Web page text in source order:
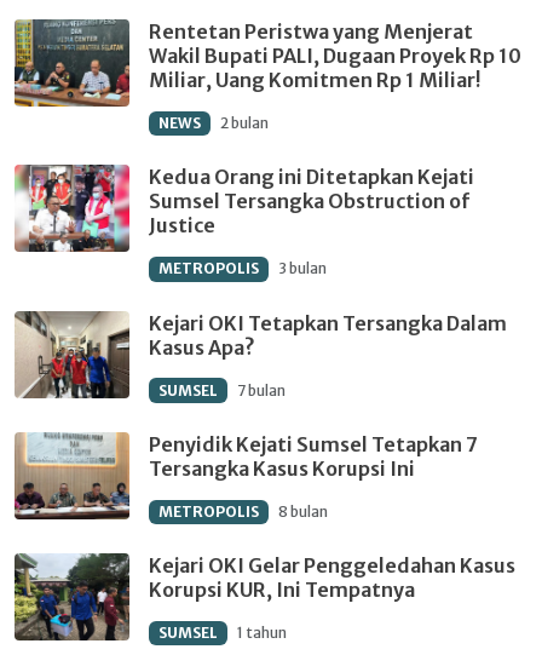
Rentetan Peristwa yang Menjerat
Wakil Bupati PALI, Dugaan Proyek Rp 10
Miliar, Uang Komitmen Rp 1 Miliar!
NEWS 2 bulan
Kedua Orang ini Ditetapkan Kejati
Sumsel Tersangka Obstruction of
Justice
METROPOLIS 3 bulan
Kejari OKI Tetapkan Tersangka Dalam
Kasus Apa?
SUMSEL 7 bulan
Penyidik Kejati Sumsel Tetapkan 7
Tersangka Kasus Korupsi Ini
METROPOLIS 8 bulan
Kejari OKI Gelar Penggeledahan Kasus
Korupsi KUR, Ini Tempatnya
SUMSEL 1 tahun